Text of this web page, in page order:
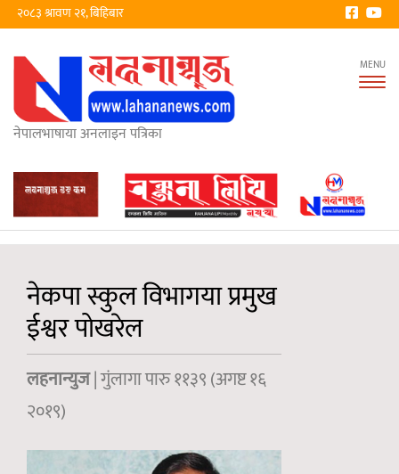
२०८३ श्रावण २१, बिहिबार
नेपालभाषाया अनलाइन पत्रिका
नेकपा स्कुल विभागया प्रमुख
ईश्वर पोखरेल
लहनान्युज| गुंलागा पारु ११३९ (अगष्ट १६
२०१९)